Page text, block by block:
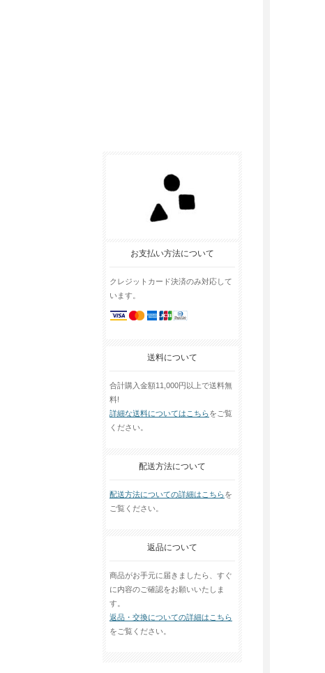
お支払い方法について
クレジットカード決済のみ対応して
います。
送料について
合計購入金額11,000円以上で送料無
料!
詳細な送料についてはこちらをご覧
ください。
配送方法について
配送方法についての詳細はこちらを
ご覧ください。
返品について
商品がお手元に届きましたら、すぐ
に内容のご確認をお願いいたしま
す。
返品・交換についての詳細はこちら
をご覧ください。